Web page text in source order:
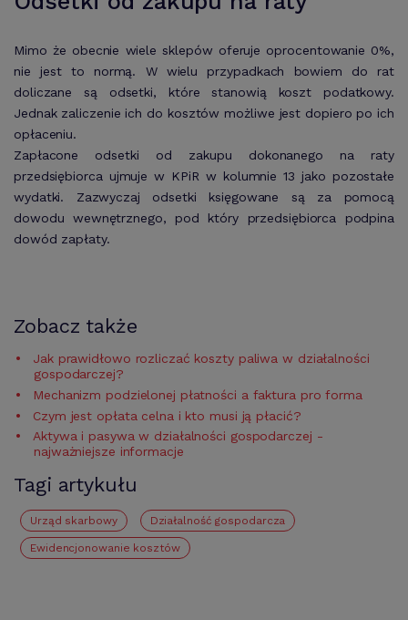
Mimo że obecnie wiele sklepów oferuje oprocentowanie 0%,
nie jest to normą. W wielu przypadkach bowiem do rat
doliczane są odsetki, które stanowią koszt podatkowy.
Jednak zaliczenie ich do kosztów możliwe jest dopiero po ich
opłaceniu.
Zapłacone odsetki od zakupu dokonanego na raty
przedsiębiorca ujmuje w KPiR w kolumnie 13 jako pozostałe
wydatki. Zazwyczaj odsetki księgowane są za pomocą
dowodu wewnętrznego, pod który przedsiębiorca podpina
dowód zapłaty.
Zobacz także
Jak prawidłowo rozliczać koszty paliwa w działalności
gospodarczej?
Mechanizm podzielonej płatności a faktura pro forma
Czym jest opłata celna i kto musi ją płacić?
Aktywa i pasywa w działalności gospodarczej -
najważniejsze informacje
Tagi artykułu
urząd skarbowy działalność gospodarcza
Ewidencjonowanie kosztów